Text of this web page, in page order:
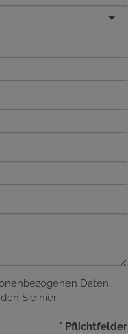
Daten,
Sie hier.
* Pflichtfelder